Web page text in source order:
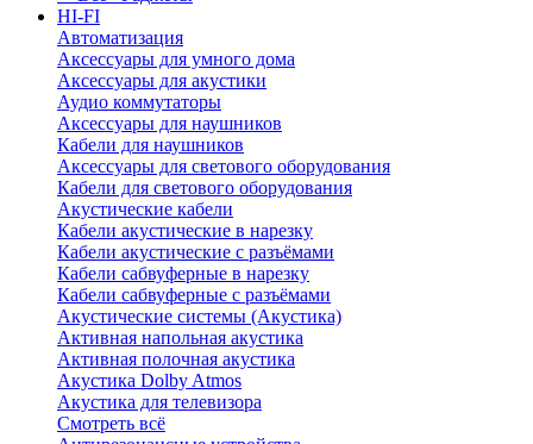
HI-FI
Автоматизация
Аксессуары для умного дома
Аксессуары для акустики
Аудио коммутаторы
Аксессуары для наушников
Кабели для наушников
Аксессуары для светового оборудования
Кабели для светового оборудования
Акустические кабели
Кабели акустические в нарезку
Кабели акустические с разъёмами
Кабели сабвуферные в нарезку
Кабели сабвуферные с разъёмами
Акустические системы (Акустика)
Активная напольная акустика
Активная полочная акустика
Акустика Dolby Atmos
Акустика для телевизора
Смотреть всё